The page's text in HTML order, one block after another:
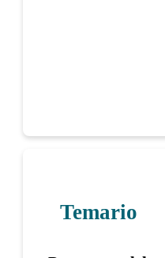
Temario